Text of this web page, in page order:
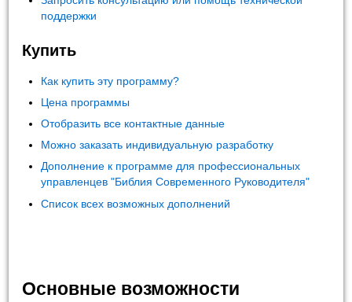
поддержки
Купить
Как купить эту программу?
Цена программы
Отобразить все контактные данные
Можно заказать индивидуальную разработку
Дополнение к программе для профессиональных
управленцев "Библия Современного Руководителя"
Список всех возможных дополнений
Основные возможности